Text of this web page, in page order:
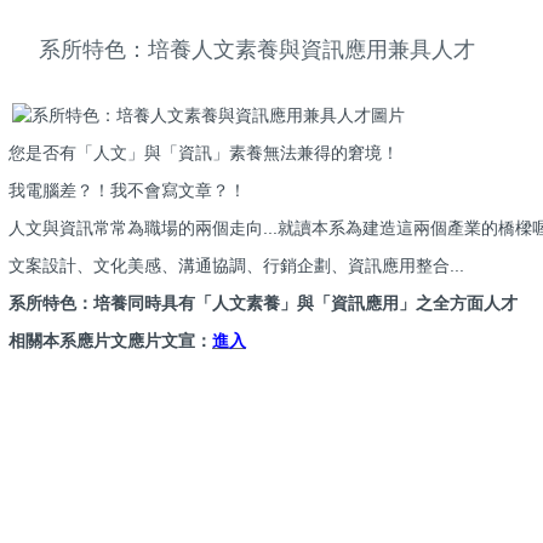
系所特色：培養人文素養與資訊應用兼具人才
您是否有「人文」與「資訊」素養無法兼得的窘境！
我電腦差？！我不會寫文章？！
人文與資訊常常為職場的兩個走向...就讀本系為建造這兩個產業的橋樑
文案設計、文化美感、溝通協調、行銷企劃、資訊應用整合...
系所特色：培養同時具有「人文素養」與「資訊應用」之全方面人才
相關本系應片文應片文宣： 進入